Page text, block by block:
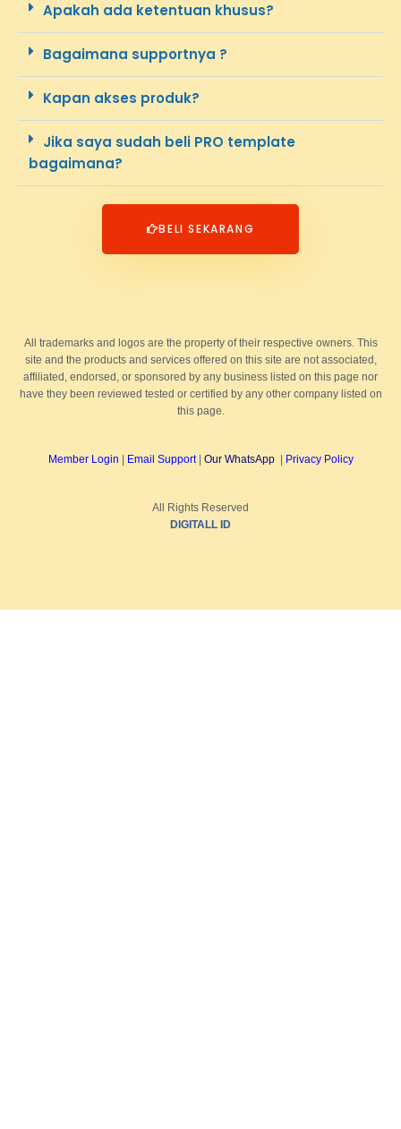
Apakah ada ketentuan khusus?
Bagaimana supportnya ?
Kapan akses produk?
Jika saya sudah beli PRO template
bagaimana?
BELI SEKARANG
All trademarks and logos are the property of their respective owners. This
site and the products and services offered on this site are not associated,
affiliated, endorsed, or sponsored by any business listed on this page nor
have they been reviewed tested or certified by any other company listed on
this page.
Member Login Email Support| Our WhatsApp| Privacy Policy
All Rights Reserved
DIGITALL ID